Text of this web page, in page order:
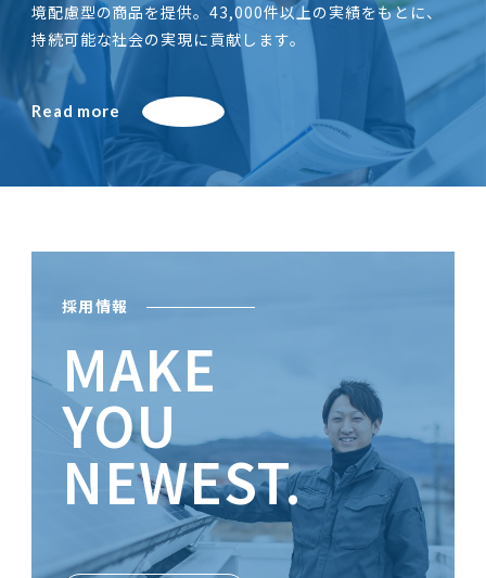
境配慮型の商品を提供。43,000件以上の実績をもとに、
持続可能な社会の実現に貢献します。
Read more
採用情報
MAKE
YOU
NEWEST.
ときめきがあなたを輝かせる